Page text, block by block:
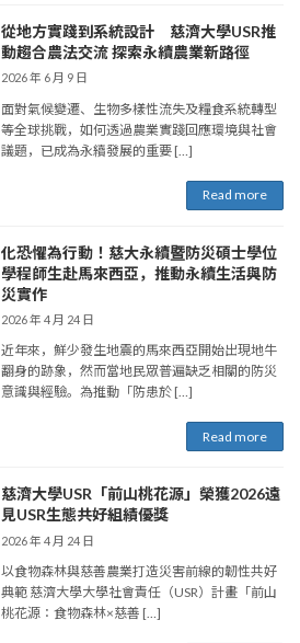
從地方實踐到系統設計 慈濟大學USR推
動趨合農法交流 探索永續農業新路徑
2026 年 6 月 9 日
面對氣候變遷、生物多樣性流失及糧食系統轉型
等全球挑戰，如何透過農業實踐回應環境與社會
議題，已成為永續發展的重要 […]
Read more
化恐懼為行動！慈大永續暨防災碩士學位
學程師生赴馬來西亞，推動永續生活與防
災實作
2026 年 4 月 24 日
近年來，鮮少發生地震的馬來西亞開始出現地牛
翻身的跡象，然而當地民眾普遍缺乏相關的防災
意識與經驗。為推動「防患於 […]
Read more
慈濟大學USR「前山桃花源」榮獲2026遠
見USR生態共好組績優獎
2026 年 4 月 24 日
以食物森林與慈善農業打造災害前線的韌性共好
典範 慈濟大學大學社會責任（USR）計畫「前山
桃花源：食物森林×慈善 […]